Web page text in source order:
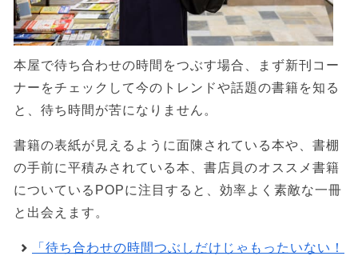
本屋で待ち合わせの時間をつぶす場合、まず新刊コー
ナーをチェックして今のトレンドや話題の書籍を知る
と、待ち時間が苦になりません。
書籍の表紙が見えるように面陳されている本や、書棚
の手前に平積みされている本、書店員のオススメ書籍
についているPOPに注目すると、効率よく素敵な一冊
と出会えます。
「待ち合わせの時間つぶしだけじゃもったいない！